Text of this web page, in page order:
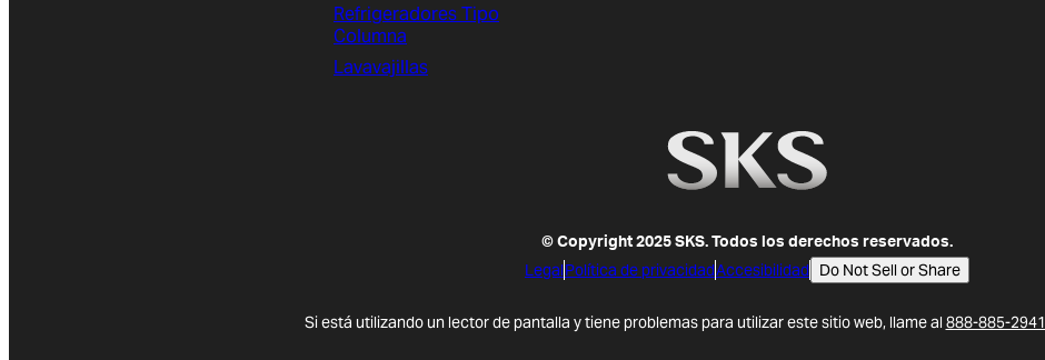
Refrigeradores Tipo
Columna
Lavavajillas
© Copyright 2025 SKS. Todos los derechos reservados.
LegalPolítica de privacidadAccesibilidad Do Not Sell or Share
Si está utilizando un lector de pantalla y tiene problemas para utilizar este sitio web, llame al 888-885-2941